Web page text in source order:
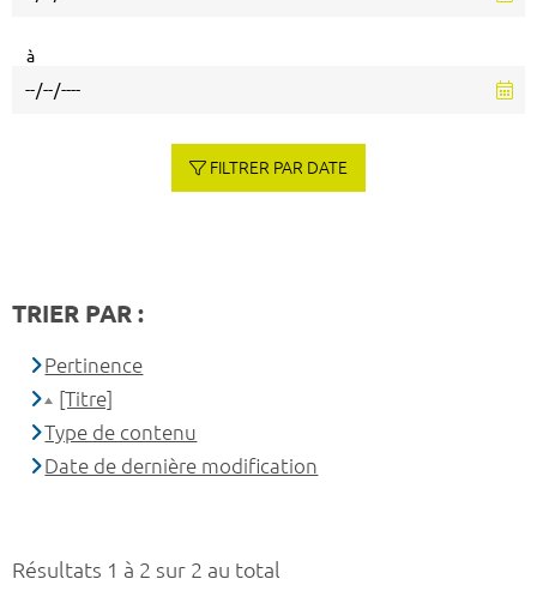
Résultats 1 à 2 sur 2 au total
à
FILTRER PAR DATE
TRIER PAR :
Pertinence
[Titre]
Type de contenu
Date de dernière modification